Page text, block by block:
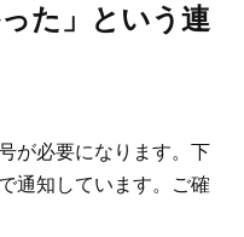
た」という連
が必要になります。下
通知しています。ご確